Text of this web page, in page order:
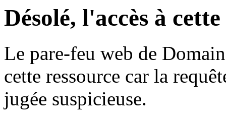
Désolé, l'accès à
Le pare-feu web de
cette ressource car la
jugée suspicieuse.